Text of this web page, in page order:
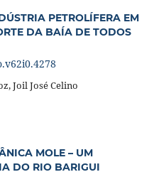
PETROLÍFERA EM
DA BAÍA DE TODOS
Joil José Celino
MOLE – UM
DO RIO BARIGUI